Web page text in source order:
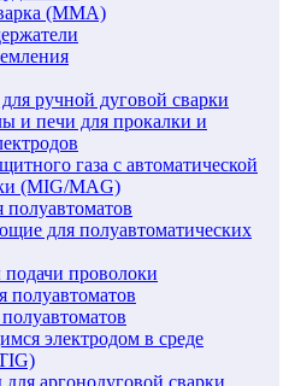
(MMA)
ручной дуговой сварки
и печи для прокалки и
газа с автоматической
(MIG/MAG)
полуавтоматов
для полуавтоматических
проволоки
полуавтоматов
электродом в среде
аргонодуговой сварки